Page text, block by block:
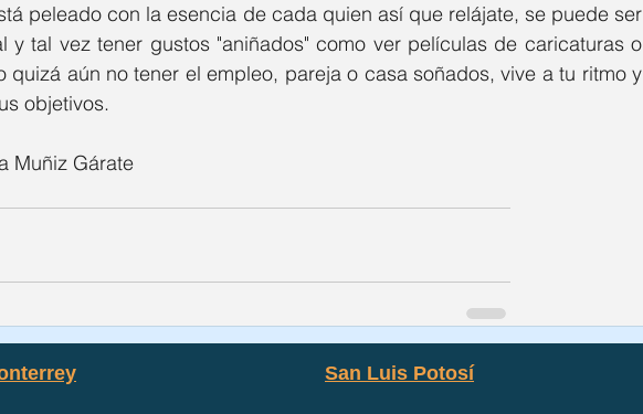
peleado con la esencia de cada quien así que relájate, se puede ser
y tal vez tener gustos "aniñados" como ver películas de caricaturas o
quizá aún no tener el empleo, pareja o casa soñados, vive a tu ritmo y
objetivos.
Muñiz Gárate
San Luis Potosí